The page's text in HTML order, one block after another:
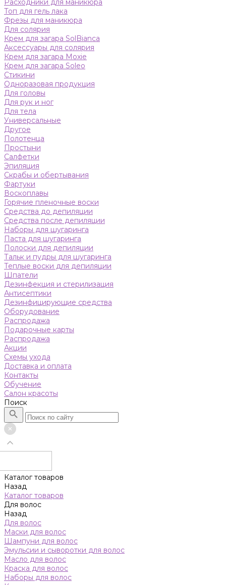
Расходники для маникюра
Топ для гель лака
Фрезы для маникюра
Для солярия
Крем для загара SolBianca
Аксессуары для солярия
Крем для загара Moxie
Крем для загара Soleo
Стикини
Одноразовая продукция
Для головы
Для рук и ног
Для тела
Универсальные
Другое
Полотенца
Простыни
Салфетки
Эпиляция
Скрабы и обертывания
Фартуки
Воскоплавы
Горячие пленочные воски
Средства до депиляции
Средства после депиляции
Наборы для шугаринга
Паста для шугаринга
Полоски для депиляции
Тальк и пудры для шугаринга
Теплые воски для депиляции
Шпатели
Дезинфекция и стерилизация
Антисептики
Дезинфицирующие средства
Оборудование
Распродажа
Подарочные карты
Распродажа
Акции
Схемы ухода
Доставка и оплата
Контакты
Обучение
Салон красоты
Поиск
Каталог товаров
Назад
Каталог товаров
Для волос
Назад
Для волос
Маски для волос
Шампуни для волос
Эмульсии и сыворотки для волос
Масло для волос
Краска для волос
Наборы для волос